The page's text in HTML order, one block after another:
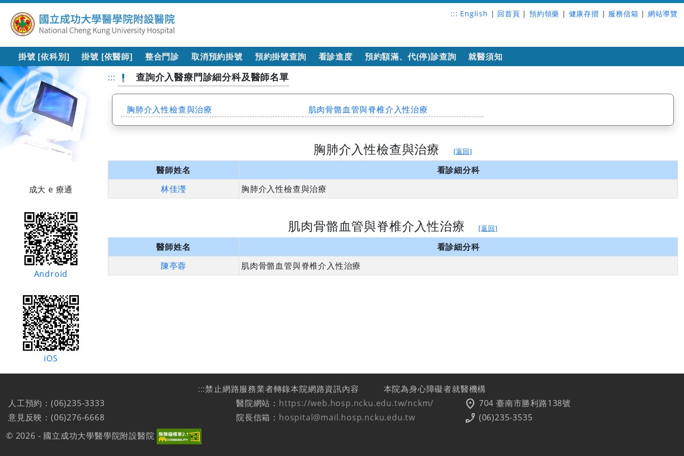
::: English | 回首頁 | 預約領藥 | 健康存摺 | 服務信箱 | 網站導覽
掛號 [依科別] 掛號 [依醫師] 整合門診 取消預約掛號 預約掛號查詢 看診進度 預約額滿、代(停)診查詢 就醫須知
成大 e 療通
Android
iOS
::: 查詢介入醫療門診細分科及醫師名單
胸肺介入性檢查與治療 肌肉骨骼血管與脊椎介入性治療
胸肺介入性檢查與治療 [返回]
醫師姓名
看診細分科
林佳瀅
胸肺介入性檢查與治療
肌肉骨骼血管與脊椎介入性治療 [返回]
醫師姓名
看診細分科
陳亭蓉
肌肉骨骼血管與脊椎介入性治療
:::禁止網路服務業者轉錄本院網路資訊內容
本院為身心障礙者就醫機構
人工預約：(06)235-3333
意見反映：(06)276-6668
醫院網站： https://web.hosp.ncku.edu.tw/nckm/
院長信箱： hospital@mail.hosp.ncku.edu.tw
location_on 704 臺南市勝利路138號
phone_enabled (06)235-3535
© 2026 - 國立成功大學醫學院附設醫院